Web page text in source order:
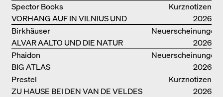
Kurznotizen
VORHANG AUF IN VILNIUS UND
MINSK!
Spector Books
2026
Neuerscheinungen
ALVAR AALTO UND DIE NATUR
Birkhäuser
2026
Neuerscheinungen
BIG ATLAS
Phaidon
2026
Kurznotizen
ZU HAUSE BEI DEN VAN DE VELDES
Prestel
2026